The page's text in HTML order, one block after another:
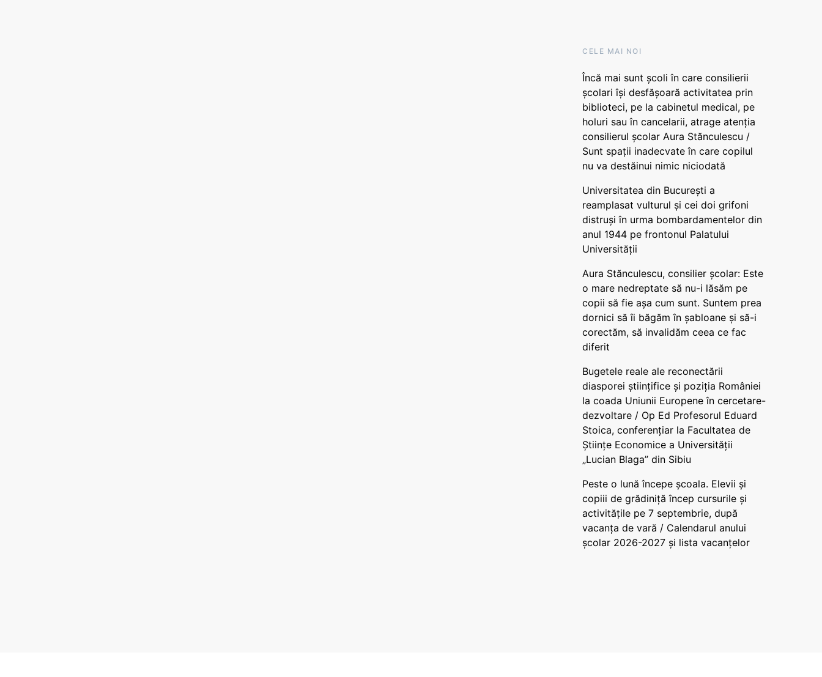
CELE MAI NOI
Încă mai sunt școli în care consilierii
școlari își desfășoară activitatea prin
biblioteci, pe la cabinetul medical, pe
holuri sau în cancelarii, atrage atenția
consilierul școlar Aura Stănculescu /
Sunt spații inadecvate în care copilul
nu va destăinui nimic niciodată
Universitatea din București a
reamplasat vulturul și cei doi grifoni
distruși în urma bombardamentelor din
anul 1944 pe frontonul Palatului
Universității
Aura Stănculescu, consilier școlar: Este
o mare nedreptate să nu-i lăsăm pe
copii să fie așa cum sunt. Suntem prea
dornici să îi băgăm în șabloane și să-i
corectăm, să invalidăm ceea ce fac
diferit
Bugetele reale ale reconectării
diasporei științifice și poziția României
la coada Uniunii Europene în cercetare-
dezvoltare / Op Ed Profesorul Eduard
Stoica, conferențiar la Facultatea de
Științe Economice a Universității
„Lucian Blaga” din Sibiu
Peste o lună începe școala. Elevii și
copiii de grădiniță încep cursurile și
activitățile pe 7 septembrie, după
vacanța de vară / Calendarul anului
școlar 2026-2027 și lista vacanțelor